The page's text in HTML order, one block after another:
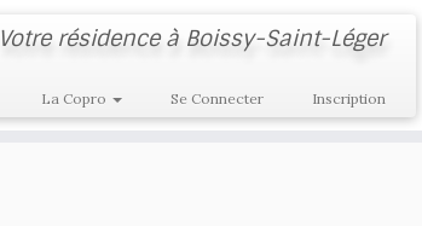
Votre résidence à Boissy-Saint-Léger
La Copro Se Connecter Inscription